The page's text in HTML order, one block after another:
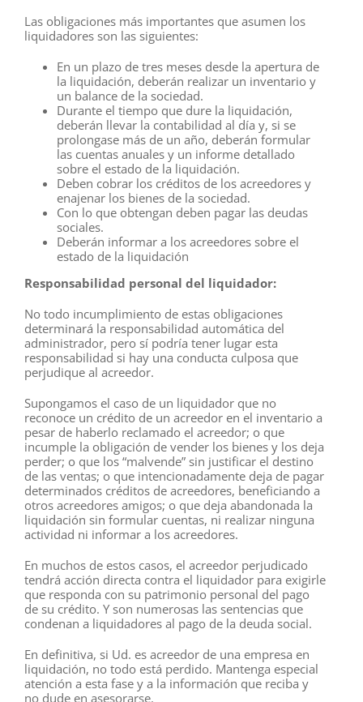
Las obligaciones más importantes que asumen los
liquidadores son las siguientes:
En un plazo de tres meses desde la apertura de
la liquidación, deberán realizar un inventario y
un balance de la sociedad.
Durante el tiempo que dure la liquidación,
deberán llevar la contabilidad al día y, si se
prolongase más de un año, deberán formular
las cuentas anuales y un informe detallado
sobre el estado de la liquidación.
Deben cobrar los créditos de los acreedores y
enajenar los bienes de la sociedad.
Con lo que obtengan deben pagar las deudas
sociales.
Deberán informar a los acreedores sobre el
estado de la liquidación
Responsabilidad personal del liquidador:
No todo incumplimiento de estas obligaciones
determinará la responsabilidad automática del
administrador, pero sí podría tener lugar esta
responsabilidad si hay una conducta culposa que
perjudique al acreedor.
Supongamos el caso de un liquidador que no
reconoce un crédito de un acreedor en el inventario a
pesar de haberlo reclamado el acreedor; o que
incumple la obligación de vender los bienes y los deja
perder; o que los “malvende” sin justificar el destino
de las ventas; o que intencionadamente deja de pagar
determinados créditos de acreedores, beneficiando a
otros acreedores amigos; o que deja abandonada la
liquidación sin formular cuentas, ni realizar ninguna
actividad ni informar a los acreedores.
En muchos de estos casos, el acreedor perjudicado
tendrá acción directa contra el liquidador para exigirle
que responda con su patrimonio personal del pago
de su crédito. Y son numerosas las sentencias que
condenan a liquidadores al pago de la deuda social.
En definitiva, si Ud. es acreedor de una empresa en
liquidación, no todo está perdido. Mantenga especial
atención a esta fase y a la información que reciba y
no dude en asesorarse.